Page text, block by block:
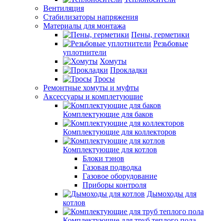
Вентиляция
Стабилизаторы напряжения
Материалы для монтажа
Пены, герметики
Резьбовые
уплотнители
Хомуты
Прокладки
Тросы
Ремонтные хомуты и муфты
Аксессуары и комплетующие
Комплектующие для баков
Комплектующие для коллекторов
Комплектующие для котлов
Блоки тэнов
Газовая подводка
Газовое оборудование
Приборы контроля
Дымоходы для
котлов